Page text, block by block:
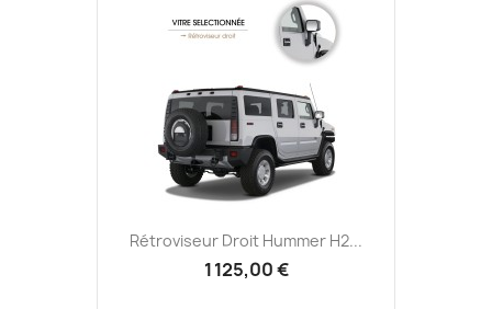
Rétroviseur Droit Hummer H2...
1 125,00 €